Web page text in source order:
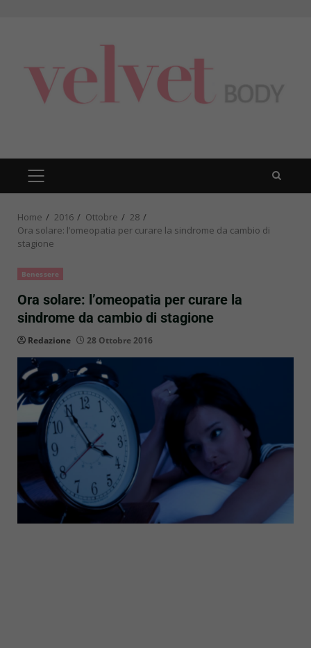
PRIMARY
MENU
Home 2016 Ottobre
28
Ora solare: l’omeopatia per curare la sindrome da cambio di
stagione
Benessere
Ora solare: l’omeopatia per curare la
sindrome da cambio di stagione
Redazione 28 Ottobre 2016